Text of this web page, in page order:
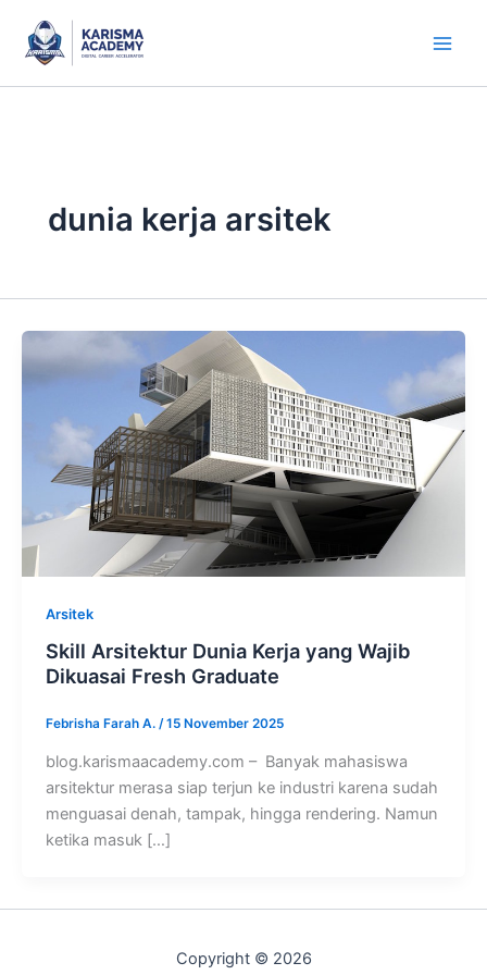
content
dunia kerja arsitek
Arsitek
Skill Arsitektur Dunia Kerja yang Wajib
Dikuasai Fresh Graduate
Febrisha Farah A. /15 November 2025
blog.karismaacademy.com – Banyak mahasiswa
arsitektur merasa siap terjun ke industri karena sudah
menguasai denah, tampak, hingga rendering. Namun
ketika masuk […]
Copyright © 2026